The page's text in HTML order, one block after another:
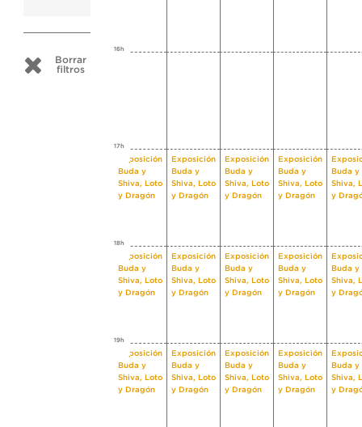
Borrar
filtros
16h
17h
Exposición
Buda y
Shiva, Loto
y Dragón
Exposición
Buda y
Shiva, Loto
y Dragón
Exposición
Buda y
Shiva, Loto
y Dragón
Exposición
Buda y
Shiva, Loto
y Dragón
Buda y
Shiva,
y
18h
Exposición
Buda y
Shiva, Loto
y Dragón
Exposición
Buda y
Shiva, Loto
y Dragón
Exposición
Buda y
Shiva, Loto
y Dragón
Exposición
Buda y
Shiva, Loto
y Dragón
Buda y
Shiva,
y
19h
Exposición
Buda y
Shiva, Loto
y Dragón
Exposición
Buda y
Shiva, Loto
y Dragón
Exposición
Buda y
Shiva, Loto
y Dragón
Exposición
Buda y
Shiva, Loto
y Dragón
Buda y
Shiva,
y